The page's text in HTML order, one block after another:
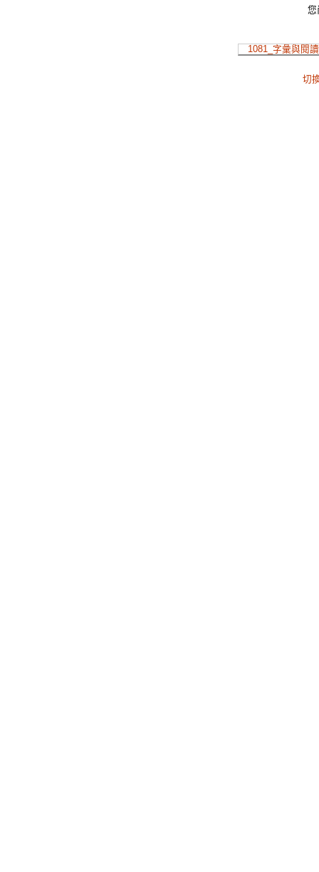
您
1081_字彙與閱
切